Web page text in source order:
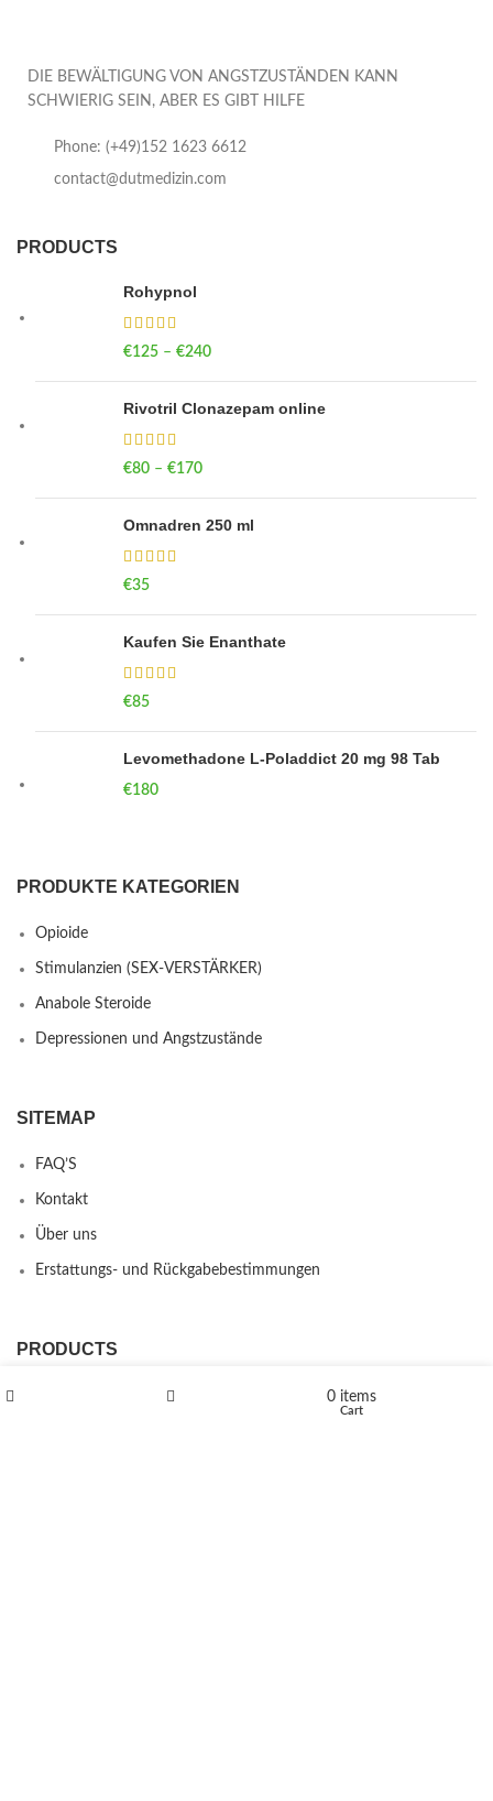
DIE BEWÄLTIGUNG VON ANGSTZUSTÄNDEN KANN
SCHWIERIG SEIN, ABER ES GIBT HILFE
Phone: (+49)152 1623 6612
contact@dutmedizin.com
PRODUCTS
Rohypnol
€125 – €240
Rivotril Clonazepam online
€80 – €170
Omnadren 250 ml
€35
Kaufen Sie Enanthate
€85
Levomethadone L-Poladdict 20 mg 98 Tab
€180
PRODUKTE KATEGORIEN
Opioide
Stimulanzien (SEX-VERSTÄRKER)
Anabole Steroide
Depressionen und Angstzustände
SITEMAP
FAQ’S
Kontakt
Über uns
Erstattungs- und Rückgabebestimmungen
PRODUCTS
L-Polaflux® 5 mg/ml 0 items
Cart